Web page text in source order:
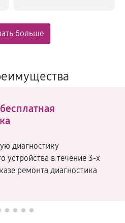
диагностику
устройства в течение 3-х
ремонта диагностика